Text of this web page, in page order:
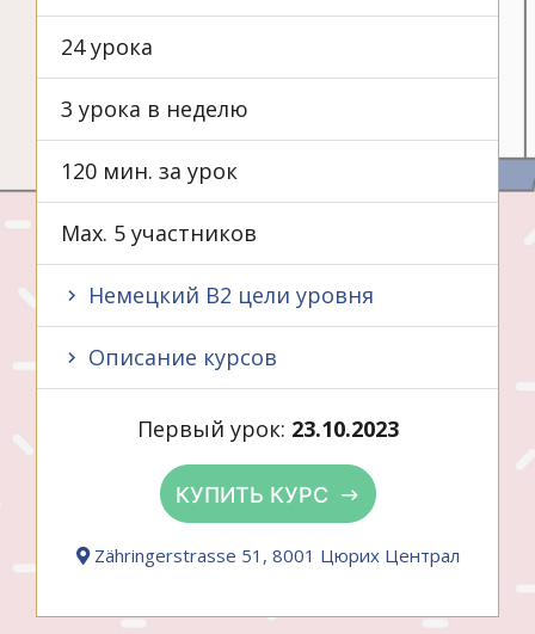
24 урока
3 урока в неделю
120 мин. за урок
Max. 5 участников
Немецкий B2 цели уровня
Описание курсов
Первый урок: 23.10.2023
КУПИТЬ КУРС
Zähringerstrasse 51, 8001 Цюрих Централ